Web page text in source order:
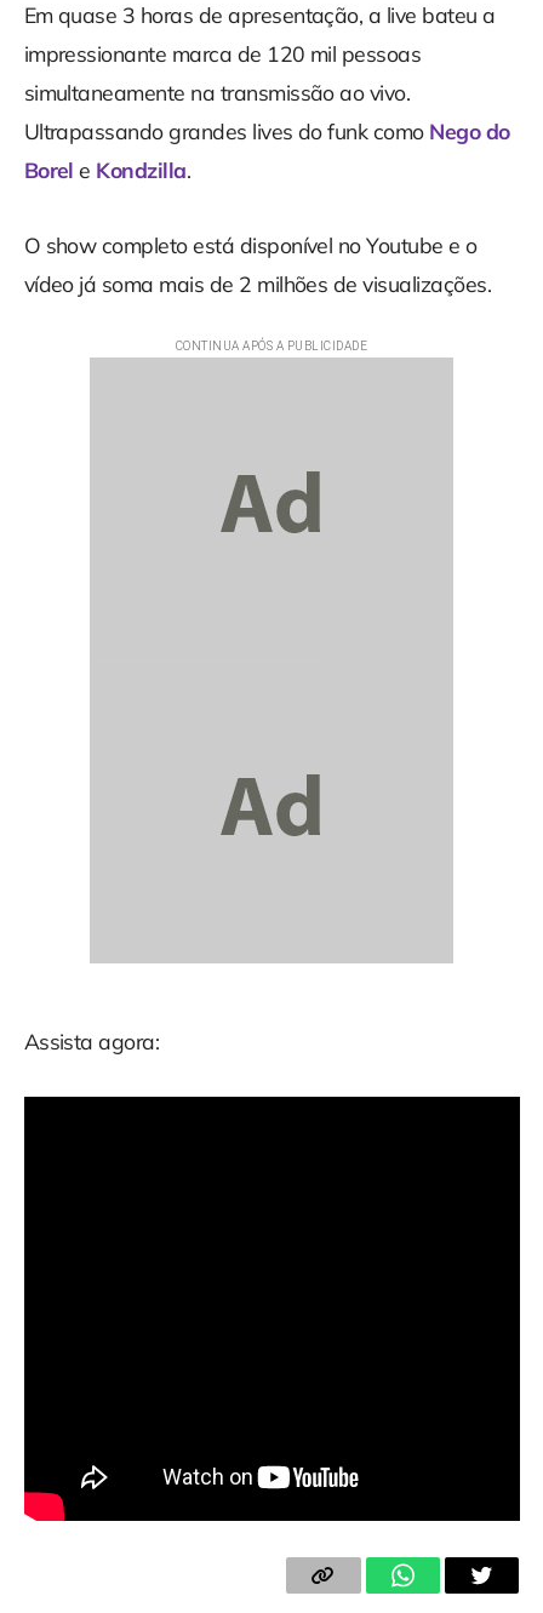
Em quase 3 horas de apresentação, a live bateu a
impressionante marca de 120 mil pessoas
simultaneamente na transmissão ao vivo.
Ultrapassando grandes lives do funk como Nego do
Borel e Kondzilla.
O show completo está disponível no Youtube e o
vídeo já soma mais de 2 milhões de visualizações.
Assista agora: